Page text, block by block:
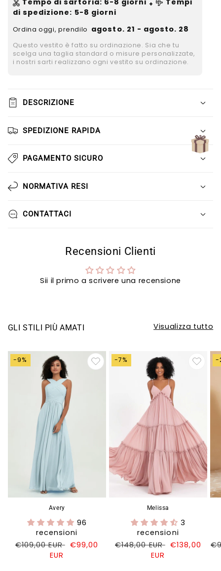
Tempo di sartoria: 6-8 giorni +
Tempi
di spedizione: 5-8 giorni
Ordina oggi, prendilo agosto. 21 - agosto. 28
Questo vestito è fatto su ordinazione. Sia che tu
scelga una taglia standard o misure personalizzate,
i nostri sarti realizzano ogni vestito su ordinazione.
DESCRIZIONE
SPEDIZIONE RAPIDA
PAGAMENTO SICURO
NORMATIVA RESI
CONTATTACI
Recensioni Clienti
Sii il primo a scrivere una recensione
GLI STILI PIÙ AMATI Visualizza tutto
-9%
Avery
96
recensioni
Prezzo
€109,00 EUR
Prezzo
€99,00
EUR
-7%
Melissa
3
recensioni
Prezzo
€148,00 EUR
Prezzo
€138,00
EUR
-